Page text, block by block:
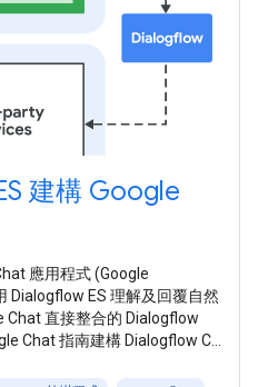
建構 Google
應用程式 (Google
Dialogflow ES 理解及回覆自然
Chat 直接整合的 Dialogflow
Chat 指南建構 Dialogflow CX